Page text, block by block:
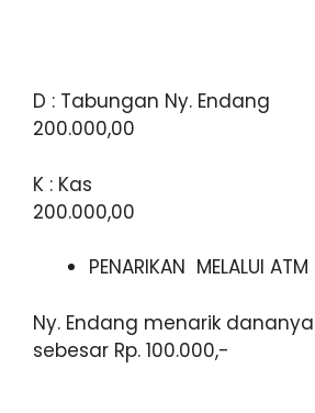
D : Tabungan Ny.
200.000,00
K : Kas
200.000,00
PENARIKAN MELALUI ATM
Ny. Endang menarik
sebesar Rp. 100.000,-